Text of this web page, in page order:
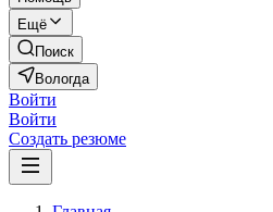
Ещё
Поиск
Вологда
Войти
Войти
Создать резюме